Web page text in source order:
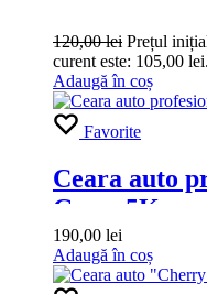
120,00lei Prețul
curent este: 105,00 lei.
Adaugă în coș
Favorite
Ceara auto
Grass 5Kg
190,00 lei
Adaugă în coș